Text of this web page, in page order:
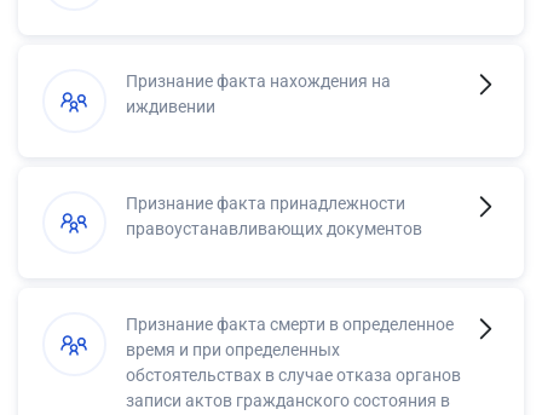
Признание факта нахождения на
иждивении
Признание факта принадлежности
правоустанавливающих документов
Признание факта смерти в определенное
время и при определенных
обстоятельствах в случае отказа органов
записи актов гражданского состояния в